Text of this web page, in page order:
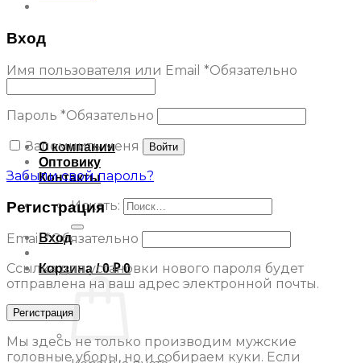
О компании
Оптовику
Контакты
Искать:
Вход
Корзина /0₽ 0
Вход
Имя пользователя или Email *Обязательно
Пароль *Обязательно
Запомнить меня
Войти
Забыли свой пароль?
Регистрация
Email*Обязательно
Ссылка для установки нового пароля будет
отправлена ​​на ваш адрес электронной почты.
Регистрация
Мы здесь не только производим мужские
головные уборы, но и собираем куки. Если